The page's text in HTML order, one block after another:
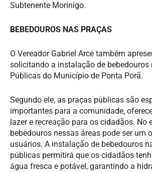
Subtenente Morinigo.
BEBEDOUROS NAS PRAÇAS
O Vereador Gabriel Arce também
solicitando a instalação de bebedouros
Públicas do Município de Ponta Porã.
Segundo ele, as praças públicas são
importantes para a comunidade,
lazer e recreação para os cidadãos. No
bebedouros nessas áreas pode ser um
usuários. A instalação de bebedouros
públicas permitirá que os cidadãos
água fresca e potável, garantindo a